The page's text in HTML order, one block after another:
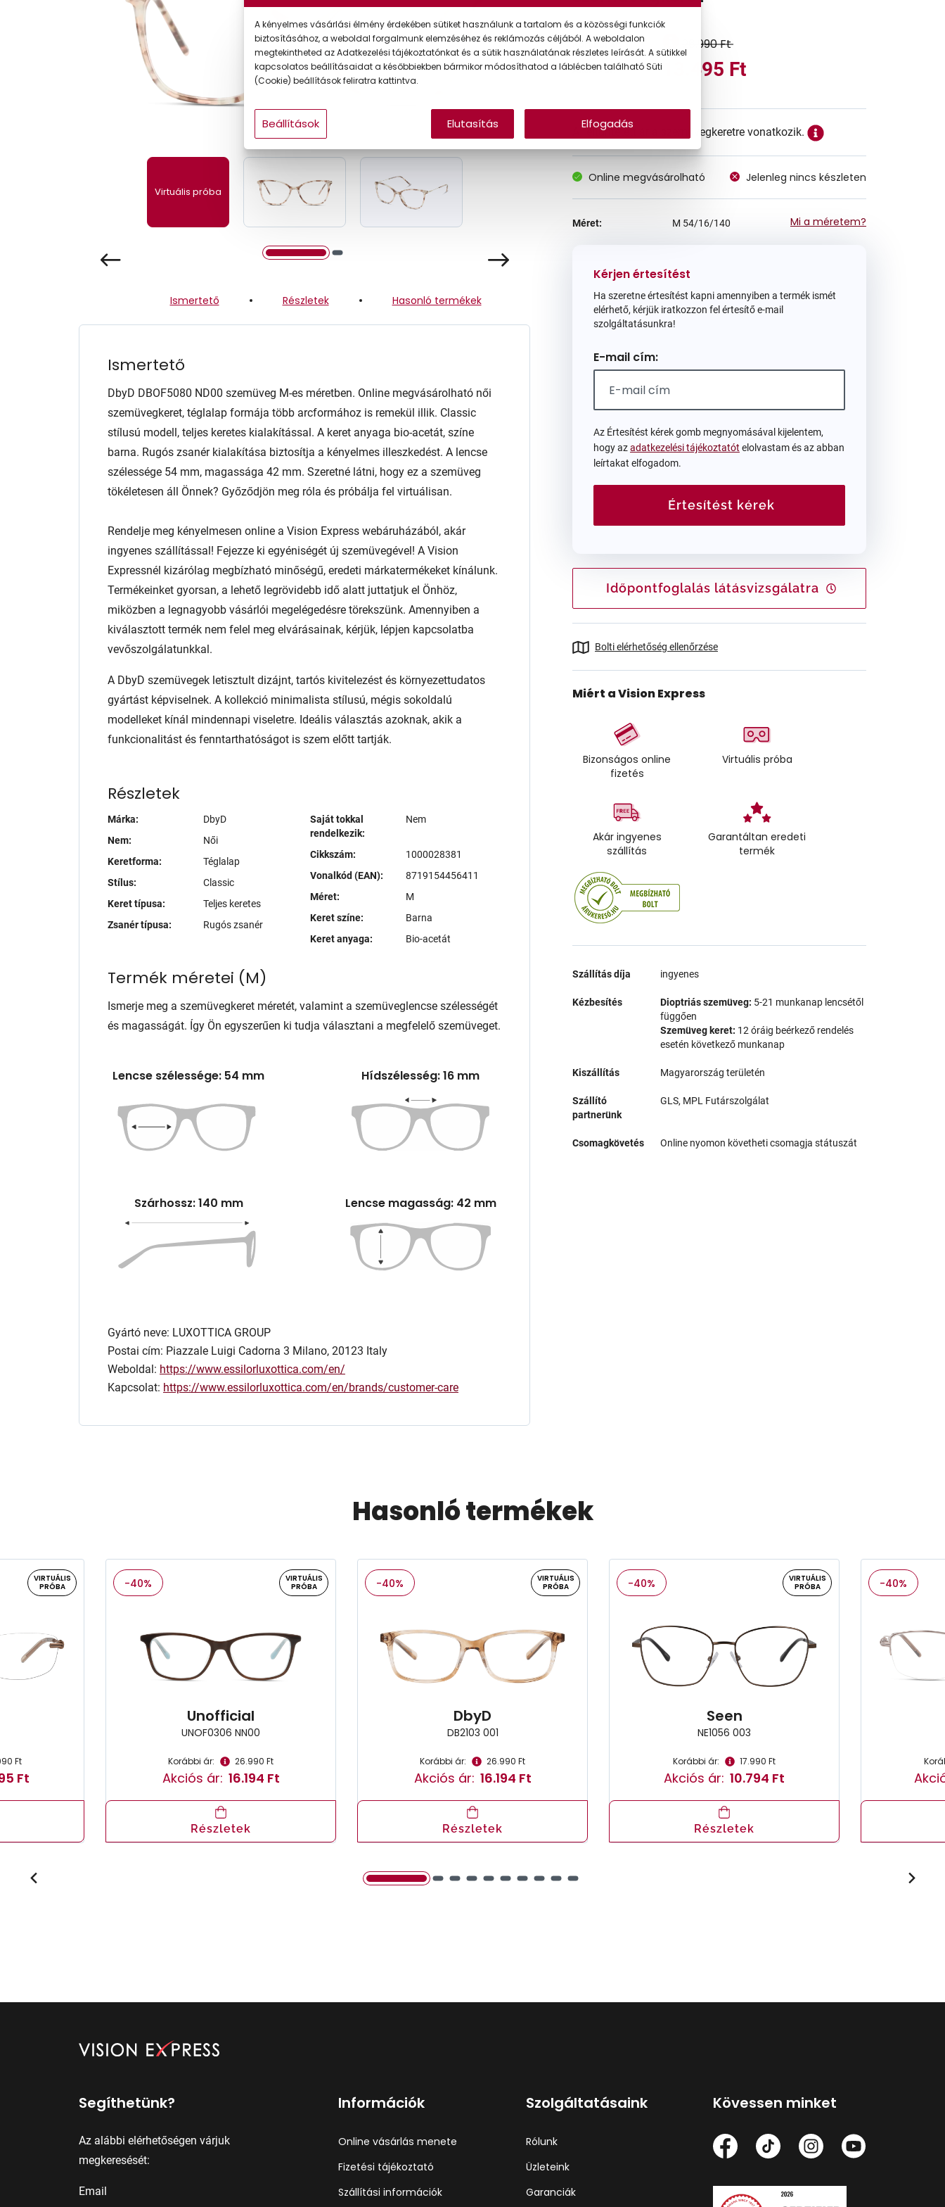
Virtuális próba
Ismertető Részletek Hasonló termékek
Ismertető
DbyD DBOF5080 ND00 szemüveg M-es méretben. Online megvásárolható női
szemüvegkeret, téglalap formája több arcformához is remekül illik. Classic
stílusú modell, teljes keretes kialakítással. A keret anyaga bio-acetát, színe
barna. Rugós zsanér kialakítása biztosítja a kényelmes illeszkedést. A lencse
szélessége 54 mm, magassága 42 mm. Szeretné látni, hogy ez a szemüveg
tökéletesen áll Önnek? Győződjön meg róla és próbálja fel virtuálisan.
Rendelje meg kényelmesen online a Vision Express webáruházából, akár
ingyenes szállítással! Fejezze ki egyéniségét új szemüvegével! A Vision
Expressnél kizárólag megbízható minőségű, eredeti márkatermékeket kínálunk.
Termékeinket gyorsan, a lehető legrövidebb idő alatt juttatjuk el Önhöz,
miközben a legnagyobb vásárlói megelégedésre törekszünk. Amennyiben a
kiválasztott termék nem felel meg elvárásainak, kérjük, lépjen kapcsolatba
vevőszolgálatunkkal.
A DbyD szemüvegek letisztult dizájnt, tartós kivitelezést és környezettudatos
gyártást képviselnek. A kollekció minimalista stílusú, mégis sokoldalú
modelleket kínál mindennapi viseletre. Ideális választás azoknak, akik a
funkcionalitást és fenntarthatóságot is szem előtt tartják.
Részletek
Márka:
DbyD
Nem:
Női
Keretforma:
Téglalap
Stílus:
Classic
Keret típusa:
Teljes keretes
Zsanér típusa:
Rugós zsanér
Saját tokkal
rendelkezik:
Nem
Cikkszám:
1000028381
Vonalkód (EAN):
8719154456411
Méret:
M
Keret színe:
Barna
Keret anyaga:
Bio-acetát
Termék méretei (M)
Ismerje meg a szemüvegkeret méretét, valamint a szemüveglencse szélességét
és magasságát. Így Ön egyszerűen ki tudja választani a megfelelő szemüveget.
Lencse szélessége: 54 mm Hídszélesség: 16 mm
Szárhossz: 140 mm Lencse magasság: 42 mm
Gyártó neve: LUXOTTICA GROUP
Postai cím: Piazzale Luigi Cadorna 3 Milano, 20123 Italy
Weboldal: https://www.essilorluxottica.com/en/
Kapcsolat: https://www.essilorluxottica.com/en/brands/customer-care
Korábbi ár: 26.990 Ft
Akciós ár: 13.495 Ft
A feltűntetett ár a szemüvegkeretre vonatkozik.
Online megvásárolható Jelenleg nincs készleten
Méret: M 54/16/140 Mi a méretem?
Kérjen értesítést
Ha szeretne értesítést kapni amennyiben a termék ismét
elérhető, kérjük iratkozzon fel értesítő e-mail
szolgáltatásunkra!
E-mail cím:
Az Értesítést kérek gomb megnyomásával kijelentem,
hogy azadatkezelési tájékoztatót elolvastam és az abban
leírtakat elfogadom.
Értesítést kérek
Időpontfoglalás látásvizsgálatra
Bolti elérhetőség ellenőrzése
Miért a Vision Express
Bizonságos online
fizetés
Virtuális próba
Akár ingyenes
szállítás
Garantáltan eredeti
termék
Szállítás díja ingyenes
Kézbesítés Dioptriás szemüveg: 5-21 munkanap lencsétől
függően
Szemüveg keret: 12 óráig beérkező rendelés
esetén következő munkanap
Kiszállítás Magyarország területén
Szállító
partnerünk
GLS, MPL Futárszolgálat
Csomagkövetés Online nyomon követheti csomagja státuszát
Hasonló termékek
VIRTUÁLIS
PRÓBA
Ft
Ft
-40%
VIRTUÁLIS
PRÓBA
Unofficial
UNOF0306 NN00
Korábbi ár: 26.990 Ft
Akciós ár: 16.194 Ft
Részletek
-40%
VIRTUÁLIS
PRÓBA
DbyD
DB2103 001
Korábbi ár: 26.990 Ft
Akciós ár: 16.194 Ft
Részletek
-40%
VIRTUÁLIS
PRÓBA
Seen
NE1056 003
Korábbi ár: 17.990 Ft
Akciós ár: 10.794 Ft
Részletek
-40%
Segíthetünk?
Az alábbi elérhetőségen várjuk
megkeresését:
Email
Információk
Online vásárlás menete
Fizetési tájékoztató
Szállítási információk
Szolgáltatásaink
Rólunk
Üzleteink
Garanciák
Kövessen minket
A kényelmes vásárlási élmény érdekében sütiket használunk a tartalom és a közösségi funkciók
biztosításához, a weboldal forgalmunk elemzéséhez és reklámozás céljából. A weboldalon
megtekintheted az Adatkezelési tájékoztatónkat és a sütik használatának részletes leírását. A sütikkel
kapcsolatos beállításaidat a későbbiekben bármikor módosíthatod a láblécben található Süti
(Cookie) beállítások feliratra kattintva.
Beállítások Elutasítás Elfogadás